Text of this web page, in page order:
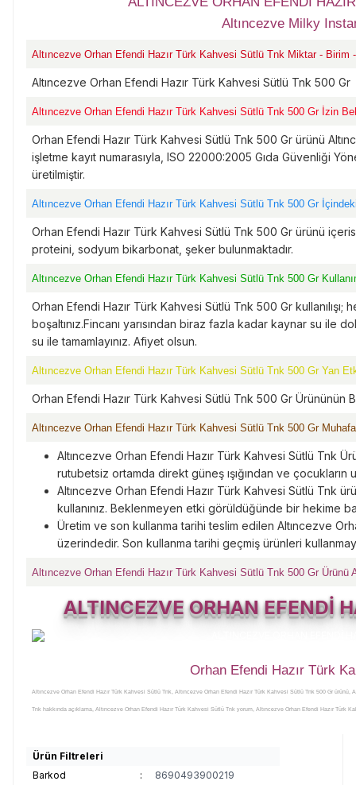
Altıncezve Milky
Altıncezve Orhan Efendi Hazır Türk Kahvesi Sütlü Tnk Miktar - Birim
Altıncezve Orhan Efendi Hazır Türk Kahvesi Sütlü Tnk 500 Gr
Altıncezve Orhan Efendi Hazır Türk Kahvesi Sütlü Tnk 500 Gr İzin
Orhan Efendi Hazır Türk Kahvesi Sütlü Tnk 500 Gr ürünü
işletme kayıt numarasıyla, ISO 22000:2005 Gıda Güvenliği
üretilmiştir.
Altıncezve Orhan Efendi Hazır Türk Kahvesi Sütlü Tnk 500 Gr
Orhan Efendi Hazır Türk Kahvesi Sütlü Tnk 500 Gr ürünü
proteini, sodyum bikarbonat, şeker bulunmaktadır.
Altıncezve Orhan Efendi Hazır Türk Kahvesi Sütlü Tnk 500 Gr
Orhan Efendi Hazır Türk Kahvesi Sütlü Tnk 500 Gr
boşaltınız.Fincanı yarısından biraz fazla kadar kaynar su ile
su ile tamamlayınız. Afiyet olsun.
Altıncezve Orhan Efendi Hazır Türk Kahvesi Sütlü Tnk 500 Gr Yan
Orhan Efendi Hazır Türk Kahvesi Sütlü Tnk 500 Gr Ürününün
Altıncezve Orhan Efendi Hazır Türk Kahvesi Sütlü Tnk 500 Gr
Altıncezve Orhan Efendi Hazır Türk Kahvesi Sütlü Tnk
rutubetsiz ortamda direkt güneş ışığından ve çocukların
Altıncezve Orhan Efendi Hazır Türk Kahvesi Sütlü Tnk
kullanınız. Beklenmeyen etki görüldüğünde bir hekime
Üretim ve son kullanma tarihi teslim edilen Altıncezve
üzerindedir. Son kullanma tarihi geçmiş ürünleri
Altıncezve Orhan Efendi Hazır Türk Kahvesi Sütlü Tnk 500 Gr Ürünü
ALTINCEZVE ORHAN EFENDİ
Orhan Efendi Hazır Türk
Altıncezve Orhan Efendi Hazır Türk Kahvesi Sütlü Tnk, Altıncezve Orhan Efendi Hazır Türk Kahvesi Sütlü Tnk 500 Gr
Tnk hakkında açıklama, Altıncezve Orhan Efendi Hazır Türk Kahvesi Sütlü Tnk yorum, Altıncezve Orhan Efendi Hazır
Altıncezve Orhan Efendi Hazır Türk Kahvesi Sütlü TnkI satılan yerler, Altıncezve Orhan Efendi Hazır Türk Kahvesi Sütlü
Ürün Filtreleri
Barkod
: 8690493900219